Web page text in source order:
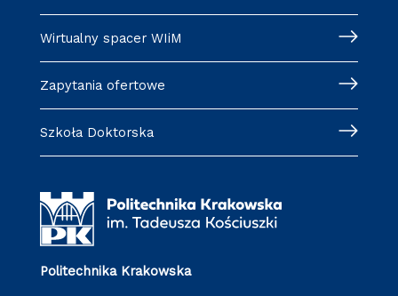
Wirtualny spacer WIiM
Zapytania ofertowe
Szkoła Doktorska
Politechnika Krakowska